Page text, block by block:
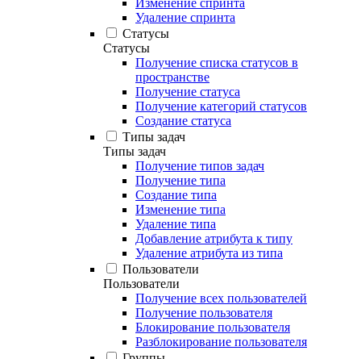
Изменение спринта
Удаление спринта
Статусы
Статусы
Получение списка статусов в
пространстве
Получение статуса
Получение категорий статусов
Создание статуса
Типы задач
Типы задач
Получение типов задач
Получение типа
Создание типа
Изменение типа
Удаление типа
Добавление атрибута к типу
Удаление атрибута из типа
Пользователи
Пользователи
Получение всех пользователей
Получение пользователя
Блокирование пользователя
Разблокирование пользователя